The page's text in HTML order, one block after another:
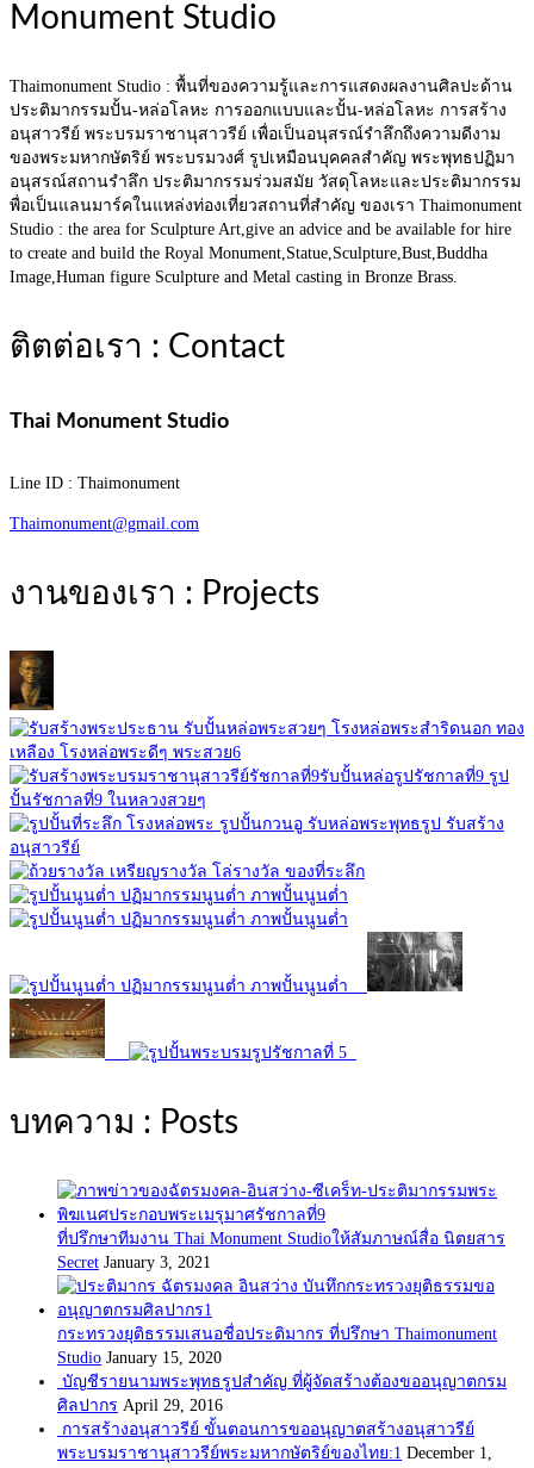
Monument Studio
Thaimonument Studio : พื้นที่ของความรู้และการแสดงผลงานศิลปะด้าน
ประติมากรรมปั้น-หล่อโลหะ การออกแบบและปั้น-หล่อโลหะ การสร้าง
อนุสาวรีย์ พระบรมราชานุสาวรีย์ เพื่อเป็นอนุสรณ์รำลึกถึงความดีงาม
ของพระมหากษัตริย์ พระบรมวงศ์ รูปเหมือนบุคคลสำคัญ พระพุทธปฏิมา
อนุสรณ์สถานรำลึก ประติมากรรมร่วมสมัย วัสดุโลหะและประติมากรรม
พื่อเป็นแลนมาร์คในแหล่งท่องเที่ยวสถานที่สำคัญ ของเรา Thaimonument
Studio : the area for Sculpture Art,give an advice and be available for hire
to create and build the Royal Monument,Statue,Sculpture,Bust,Buddha
Image,Human figure Sculpture and Metal casting in Bronze Brass.
ติตต่อเรา : Contact
Thai Monument Studio
Line ID : Thaimonument
Thaimonument@gmail.com
งานของเรา : Projects
บทความ : Posts
ที่ปรึกษาทีมงาน Thai Monument Studioให้สัมภาษณ์สื่อ นิตยสาร
Secret January 3, 2021
กระทรวงยุติธรรมเสนอชื่อประติมากร ที่ปรึกษา Thaimonument
Studio January 15, 2020
บัญชีรายนามพระพุทธรูปสำคัญ ที่ผู้จัดสร้างต้องขออนุญาตกรม
ศิลปากร April 29, 2016
การสร้างอนุสาวรีย์ ขั้นตอนการขออนุญาตสร้างอนุสาวรีย์
พระบรมราชานุสาวรีย์พระมหากษัตริย์ของไทย:1 December 1,